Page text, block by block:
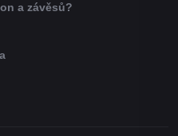
a závěsů?